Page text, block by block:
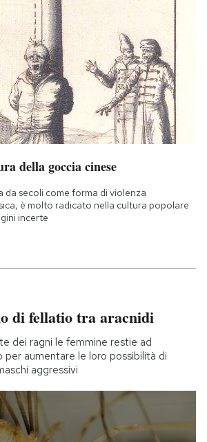
della goccia cinese
da secoli come forma di violenza
è molto radicato nella cultura popolare
incerte
di fellatio tra aracnidi
dei ragni le femmine restie ad
per aumentare le loro possibilità di
aggressivi